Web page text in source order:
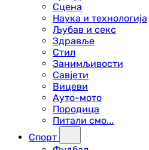
Сцена
Наука и технологија
Љубав и секс
Здравље
Стил
Занимљивости
Савјети
Вицеви
Ауто-мото
Породица
Питали смо...
Спорт